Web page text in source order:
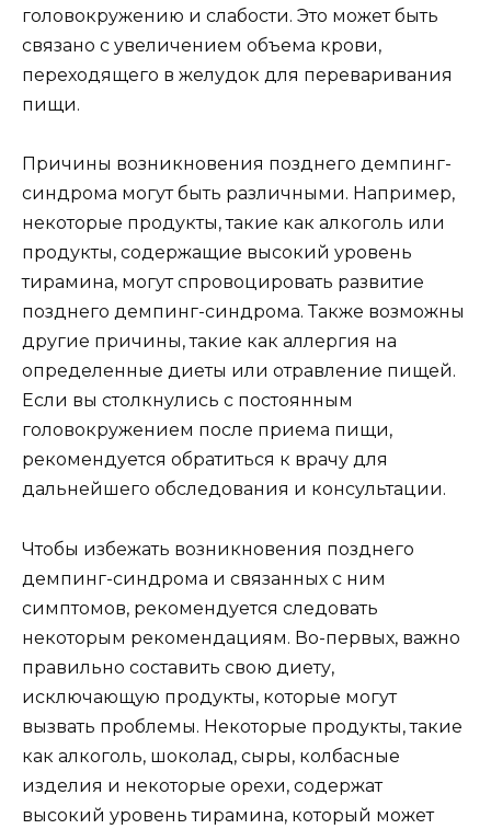
головокружению и слабости. Это может быть
связано с увеличением объема крови,
переходящего в желудок для переваривания
пищи.
Причины возникновения позднего демпинг-
синдрома могут быть различными. Например,
некоторые продукты, такие как алкоголь или
продукты, содержащие высокий уровень
тирамина, могут спровоцировать развитие
позднего демпинг-синдрома. Также возможны
другие причины, такие как аллергия на
определенные диеты или отравление пищей.
Если вы столкнулись с постоянным
головокружением после приема пищи,
рекомендуется обратиться к врачу для
дальнейшего обследования и консультации.
Чтобы избежать возникновения позднего
демпинг-синдрома и связанных с ним
симптомов, рекомендуется следовать
некоторым рекомендациям. Во-первых, важно
правильно составить свою диету,
исключающую продукты, которые могут
вызвать проблемы. Некоторые продукты, такие
как алкоголь, шоколад, сыры, колбасные
изделия и некоторые орехи, содержат
высокий уровень тирамина, который может